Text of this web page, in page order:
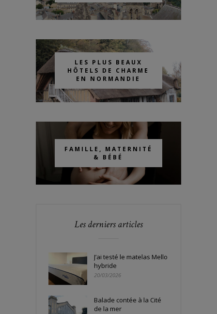
LES PLUS BEAUX
HÔTELS DE CHARME
EN NORMANDIE
FAMILLE, MATERNITÉ
& BÉBÉ
Les derniers articles
J’ai testé le matelas Mello
hybride
20/03/2026
Balade contée à la Cité
de la mer